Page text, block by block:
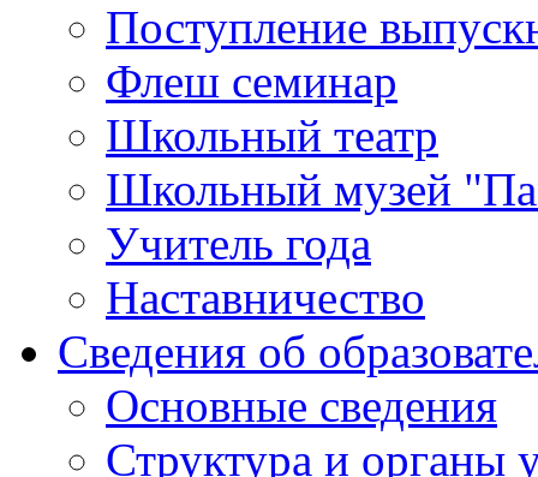
Поступление
Флеш семинар
Школьный театр
Школьный музей
Учитель года
Наставничество
Сведения об
Основные сведения
Структура и органы